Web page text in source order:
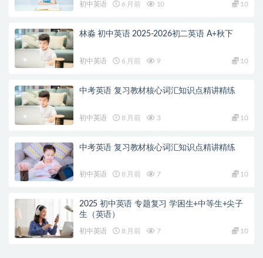
初中英语 6 月前 10 10
林淼 初中英语 2025-2026初二英语 A+秋下
初中英语 6 月前 9 10
中考英语 复习教材核心词汇知识点精讲精练
初中英语 8 月前 3 10
中考英语 复习教材核心词汇知识点精讲精练
初中英语 8 月前 7 10
2025 初中英语 专题复习 学困生+中等生+尖子
生（英语）
初中英语 8 月前 7 10